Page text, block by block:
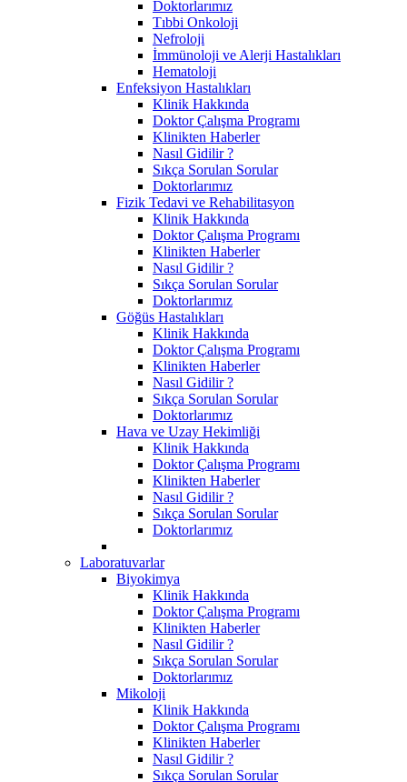
Doktorlarımız
Tıbbi Onkoloji
Nefroloji
İmmünoloji ve Alerji Hastalıkları
Hematoloji
Enfeksiyon Hastalıkları
Klinik Hakkında
Doktor Çalışma Programı
Klinikten Haberler
Nasıl Gidilir ?
Sıkça Sorulan Sorular
Doktorlarımız
Fizik Tedavi ve Rehabilitasyon
Klinik Hakkında
Doktor Çalışma Programı
Klinikten Haberler
Nasıl Gidilir ?
Sıkça Sorulan Sorular
Doktorlarımız
Göğüs Hastalıkları
Klinik Hakkında
Doktor Çalışma Programı
Klinikten Haberler
Nasıl Gidilir ?
Sıkça Sorulan Sorular
Doktorlarımız
Hava ve Uzay Hekimliği
Klinik Hakkında
Doktor Çalışma Programı
Klinikten Haberler
Nasıl Gidilir ?
Sıkça Sorulan Sorular
Doktorlarımız
Laboratuvarlar
Biyokimya
Klinik Hakkında
Doktor Çalışma Programı
Klinikten Haberler
Nasıl Gidilir ?
Sıkça Sorulan Sorular
Doktorlarımız
Mikoloji
Klinik Hakkında
Doktor Çalışma Programı
Klinikten Haberler
Nasıl Gidilir ?
Sıkça Sorulan Sorular